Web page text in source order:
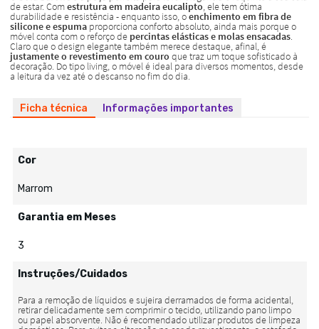
Ficha técnica Informações importantes
Cor
Marrom
Garantia em Meses
3
Instruções/Cuidados